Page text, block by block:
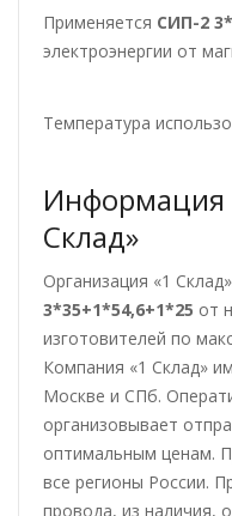
Применяется СИП-2
электроэнергии от
Температура
Информация
Склад»
Организация «1
3*35+1*54,6+1*25 от
изготовителей по
Компания «1 Склад»
Москве и СПб.
организовывает
оптимальным ценам.
все регионы России.
провода, из наличия,